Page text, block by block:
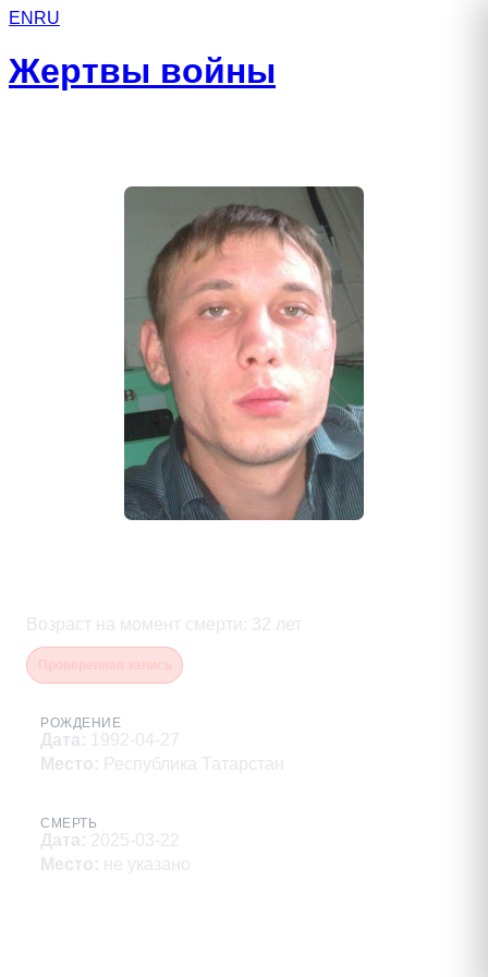
EN RU
Жертвы войны
Возраст на момент смерти : 32 лет
РОЖДЕНИЕ
Дата: 1992-04-27
Место: Республика Татарстан
СМЕРТЬ
Дата: 2025-03-22
Место: не указано